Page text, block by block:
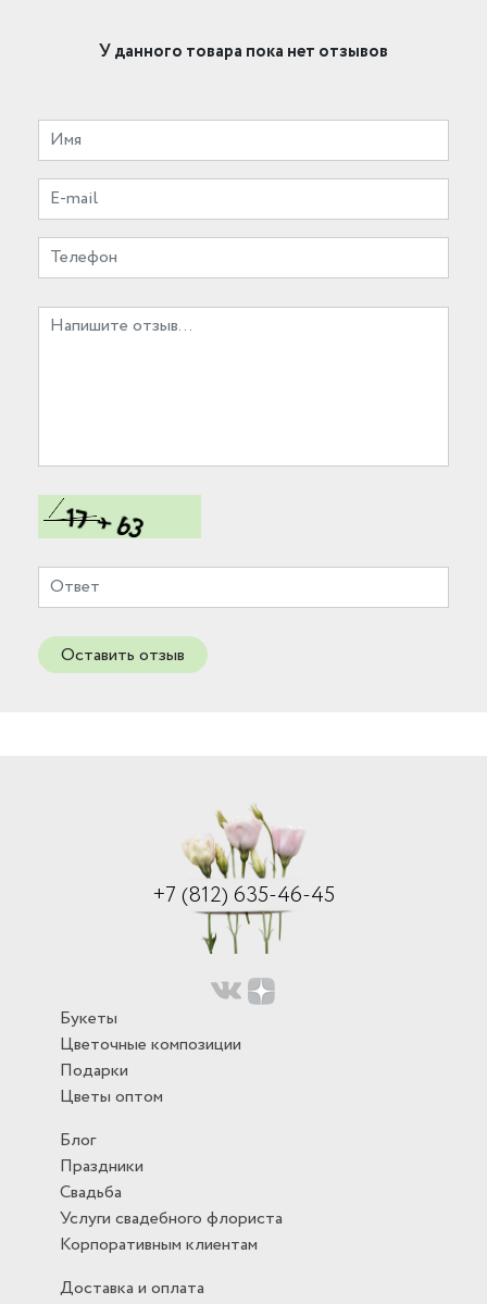
У данного товара пока нет отзывов
Оставить отзыв
+7 (812) 635-46-45
Букеты
Цветочные композиции
Подарки
Цветы оптом
Блог
Праздники
Свадьба
Услуги свадебного флориста
Корпоративным клиентам
Доставка и оплата